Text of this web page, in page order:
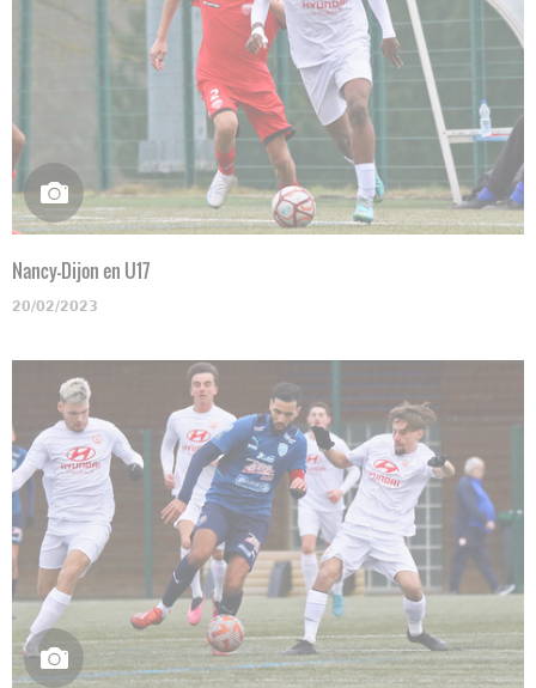
Nancy-Dijon en U17
20/02/2023